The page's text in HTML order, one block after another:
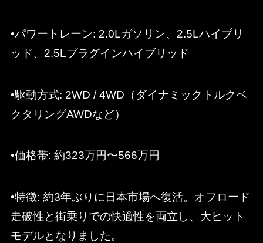
•パワートレーン: 2.0Lガソリン、2.5Lハイブリ
ッド、2.5Lプラグインハイブリッド
•駆動方式: 2WD / 4WD（ダイナミックトルクベ
クタリングAWDなど）
•価格帯: 約323万円〜566万円
•特徴: 約3年ぶりに日本市場へ復活。オフロード
走破性と街乗りでの快適性を両立し、大ヒット
モデルとなりました。